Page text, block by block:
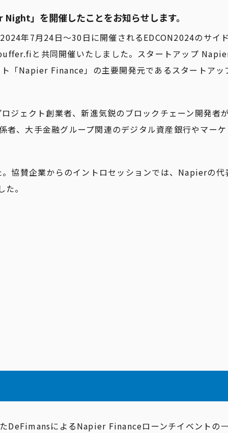
」を開催したことをお知らせします。
年7月24日～30日に開催されるEDCON2024のサイ
と共同開催いたしました。スタートアップ
「Napier Finance」の主要開発元であるスタートアッ
ジェクト創業者、新進気鋭のブロックチェーン開発者
、大手金融グループ関連のデジタル資産銀行やマー
協賛企業からのイントロセッションでは、Napierの代
。
DeFimansによるNapier Financeローンチイベントの